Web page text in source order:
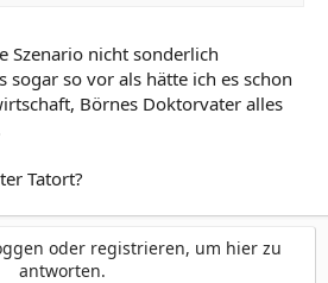
Szenario nicht sonderlich
sogar so vor als hätte ich es schon
Börnes Doktorvater alles
Tatort?
oder registrieren, um hier zu
antworten.